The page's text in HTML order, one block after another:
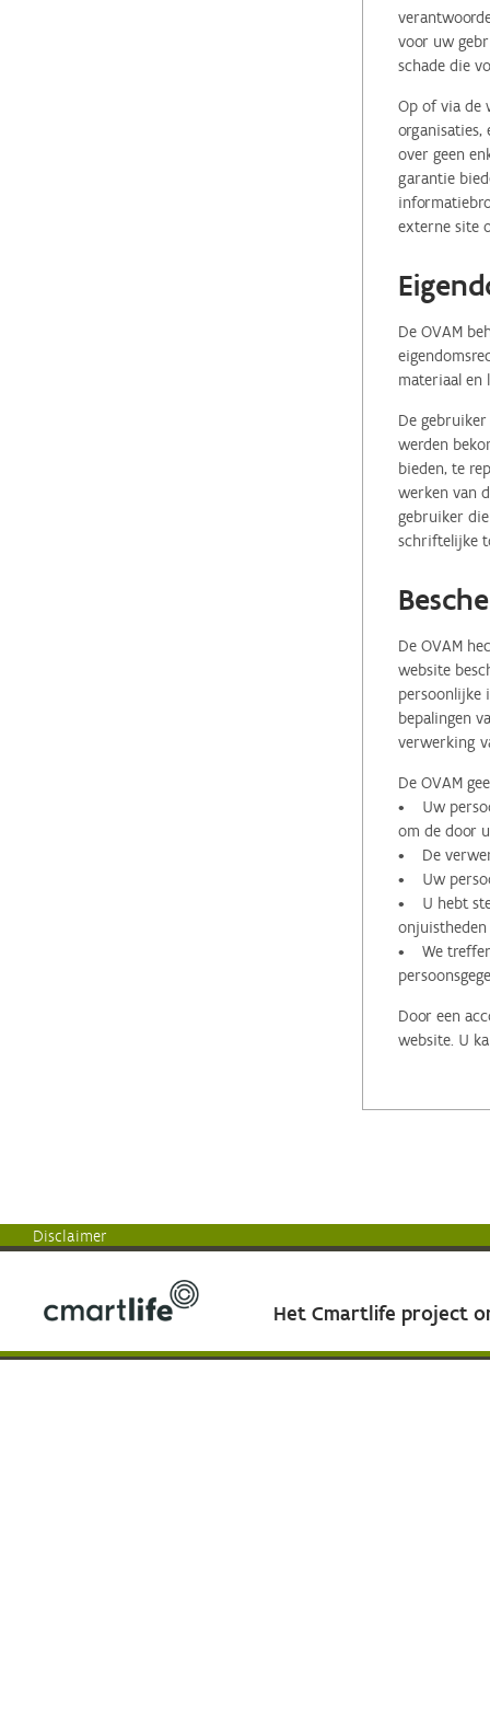
voor uw
schade die
Op of via de
organisaties,
over geen
garantie
externe site
De OVAM
materiaal en
De
werden
bieden, te
werken van
gebruiker
schriftelijke
De OVAM
website
persoonlijke
bepalingen
verwerking
De OVAM
• Uw
om de door
• De
• Uw
• U hebt
onjuistheden
• We treffen
Door een
website. U
Disclaimer
Het Cmartlife project